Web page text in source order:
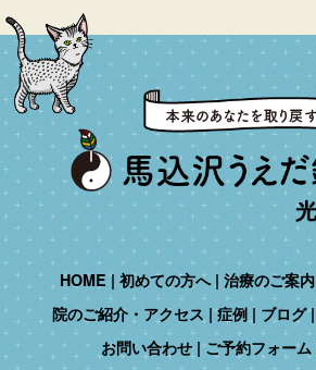
HOME 初めての方へ 治療のご案内
院のご紹介・アクセス
症例 ブログ
お問い合わせ ご予約フォーム